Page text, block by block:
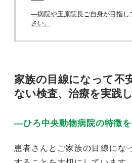
―病院や玉原院長ご自身が目指し
さい。
家族の目線になって不
ない検査、治療を実践
―ひろ中央動物病院の特徴を
患者さんとご家族の目線にな